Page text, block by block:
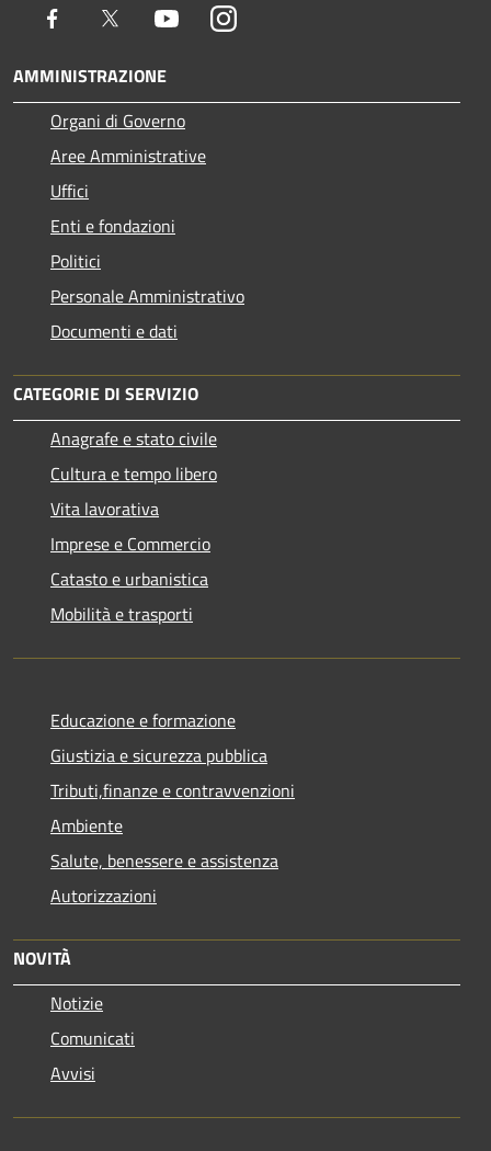
Facebook Twitter YoutubeInstagram
AMMINISTRAZIONE
Organi di Governo
Aree Amministrative
Uffici
Enti e fondazioni
Politici
Personale Amministrativo
Documenti e dati
CATEGORIE DI SERVIZIO
Anagrafe e stato civile
Cultura e tempo libero
Vita lavorativa
Imprese e Commercio
Catasto e urbanistica
Mobilità e trasporti
Educazione e formazione
Giustizia e sicurezza pubblica
Tributi,finanze e contravvenzioni
Ambiente
Salute, benessere e assistenza
Autorizzazioni
NOVITÀ
Notizie
Comunicati
Avvisi